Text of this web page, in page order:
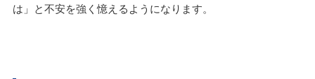
は」と不安を強く憶えるようになります。